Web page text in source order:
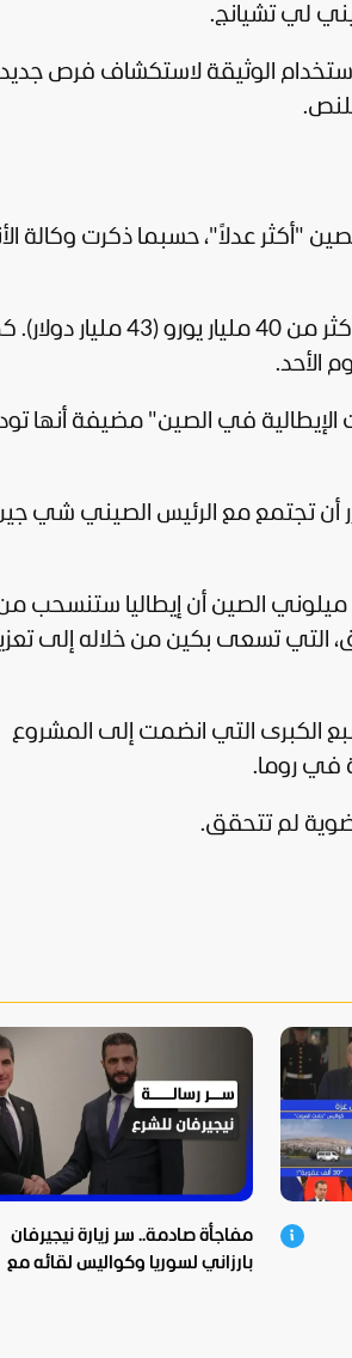
لي تشيانج.
الوثيقة لاستكشاف فرص
"أكثر عدلاً"، حسبما ذكرت وكالة
دولار).
الأحد.
الإيطالية في الصين" مضيفة أنها
تجتمع مع الرئيس الصيني شي
ميلوني الصين أن إيطاليا ستنسحب
التي تسعى بكين من خلاله إلى
الكبرى التي انضمت إلى المشروع
لم تتحقق.
مفاجأة صادمة.. سر زيارة نيجيرفان
بارزاني لسوريا وكواليس لقائه مع